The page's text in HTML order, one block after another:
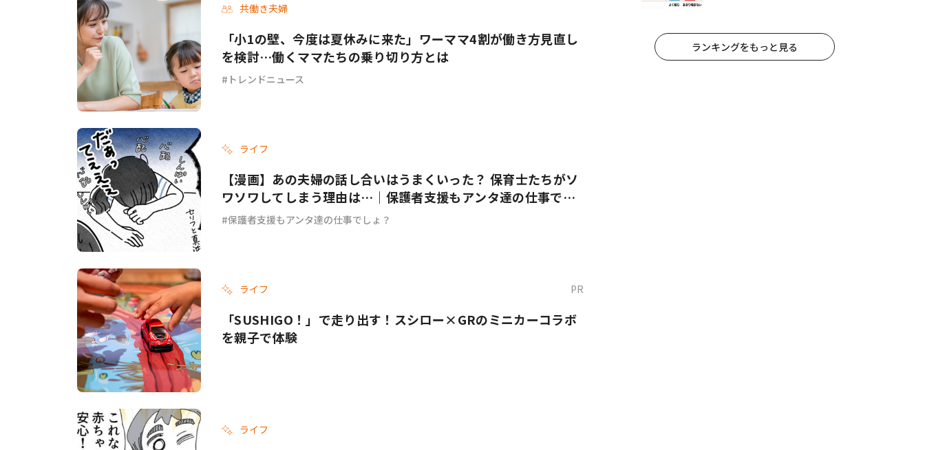
共働き夫婦
「小1の壁、今度は夏休みに来た」ワーママ4割が働き方見直し
を検討…働くママたちの乗り切り方とは
トレンドニュース
ライフ
【漫画】あの夫婦の話し合いはうまくいった？ 保育士たちがソ
ワソワしてしまう理由は…｜保護者支援もアンタ達の仕事でし
ょ？ #69
保護者支援もアンタ達の仕事でしょ？
ライフ PR
「SUSHIGO！」で走り出す！スシロー×GRのミニカーコラボ
を親子で体験
ライフ
ランキングをもっと見る